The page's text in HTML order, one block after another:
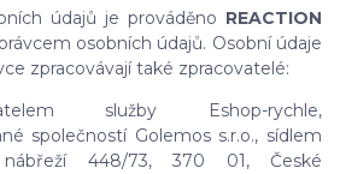
údajů je prováděno REACTION
osobních údajů. Osobní údaje
zpracovávají také zpracovatelé:
služby Eshop-rychle,
společností Golemos s.r.o., sídlem
448/73, 370 01, České